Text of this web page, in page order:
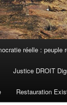
réelle :
Justice DROIT
Restauration